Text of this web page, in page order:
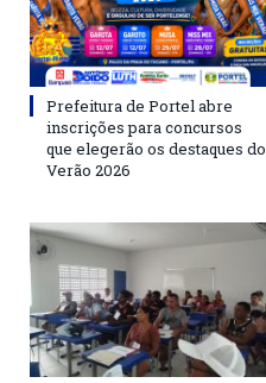
Prefeitura de Portel abre
inscrições para concursos
que elegerão os destaques do
Verão 2026